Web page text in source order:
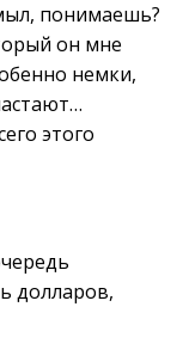
понимаешь?
он мне
немки,
этого
долларов,